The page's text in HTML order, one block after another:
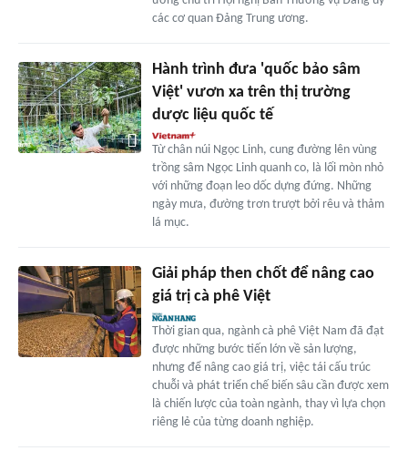
các cơ quan Đảng Trung ương.
Hành trình đưa 'quốc bảo sâm
Việt' vươn xa trên thị trường
dược liệu quốc tế
Từ chân núi Ngọc Linh, cung đường lên vùng
trồng sâm Ngọc Linh quanh co, là lối mòn nhỏ
với những đoạn leo dốc dựng đứng. Những
ngày mưa, đường trơn trượt bởi rêu và thảm
lá mục.
Giải pháp then chốt để nâng cao
giá trị cà phê Việt
Thời gian qua, ngành cà phê Việt Nam đã đạt
được những bước tiến lớn về sản lượng,
nhưng để nâng cao giá trị, việc tái cấu trúc
chuỗi và phát triển chế biến sâu cần được xem
là chiến lược của toàn ngành, thay vì lựa chọn
riêng lẻ của từng doanh nghiệp.